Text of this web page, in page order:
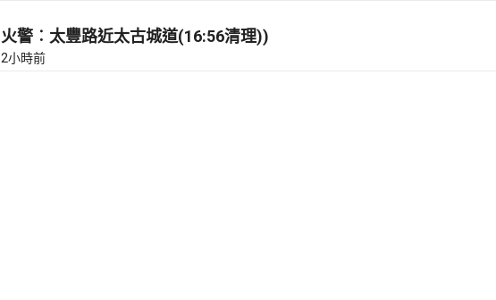
火警︰太豐路近太古城道(16:56清理))
2小時前